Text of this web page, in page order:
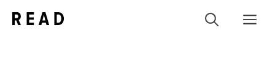
Inhalt